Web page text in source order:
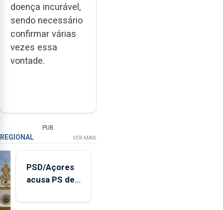
doença incurável,
sendo necessário
confirmar várias
vezes essa
vontade.
PUB
REGIONAL VER MAIS
PSD/Açores
acusa PS de
contraditória"